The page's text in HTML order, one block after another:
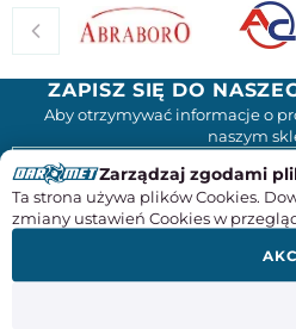
ZAPISZ SIĘ DO
Aby otrzymywać informacje o
naszym
NASZA FIRMA
Zarządzaj zgodami
Ta strona używa plików Cookies.
zmiany ustawień Cookies w